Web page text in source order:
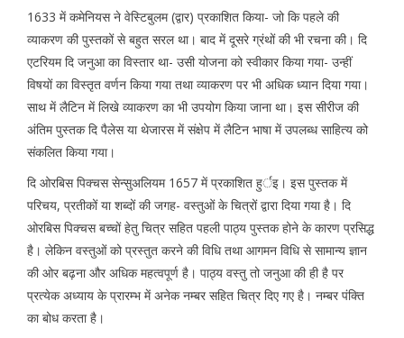
1633 में कमेनियस ने वेस्टिबुलम (द्वार) प्रकाशित किया- जो कि पहले की
व्याकरण की पुस्तकों से बहुत सरल था। बाद में दूसरे ग्रंथों की भी रचना की। दि
एटरियम दि जनुआ का विस्तार था- उसी योजना को स्वीकार किया गया- उन्हीं
विषयों का विस्तृत वर्णन किया गया तथा व्याकरण पर भी अधिक ध्यान दिया गया।
साथ में लैटिन में लिखे व्याकरण का भी उपयोग किया जाना था। इस सीरीज की
अंतिम पुस्तक दि पैलेस या थेजारस में संक्षेप में लैटिन भाषा में उपलब्ध साहित्य को
संकलित किया गया।
दि ओरबिस पिक्चस सेन्सुअलियम 1657 में प्रकाशित हुर्इ। इस पुस्तक में
परिचय, प्रतीकों या शब्दों की जगह- वस्तुओं के चित्रों द्वारा दिया गया है। दि
ओरबिस पिक्चस बच्चों हेतु चित्र सहित पहली पाठ्य पुस्तक होने के कारण प्रसिद्ध
है। लेकिन वस्तुओं को प्रस्तुत करने की विधि तथा आगमन विधि से सामान्य ज्ञान
की ओर बढ़ना और अधिक महत्वपूर्ण है। पाठ्य वस्तु तो जनुआ की ही है पर
प्रत्येक अध्याय के प्रारम्भ में अनेक नम्बर सहित चित्र दिए गए है। नम्बर पंक्ति
का बोध करता है।